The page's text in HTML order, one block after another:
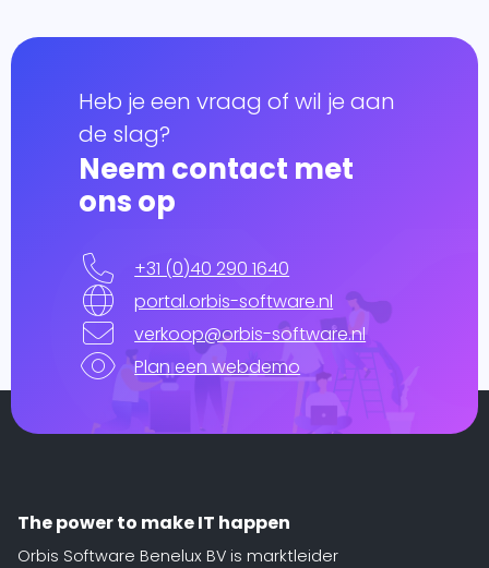
Heb je een vraag of wil je aan
de slag?
Neem contact met
ons op
+31 (0)40 290 1640
portal.orbis-software.nl
verkoop@orbis-software.nl
Plan een webdemo
The power to make IT happen
Orbis Software Benelux BV is marktleider